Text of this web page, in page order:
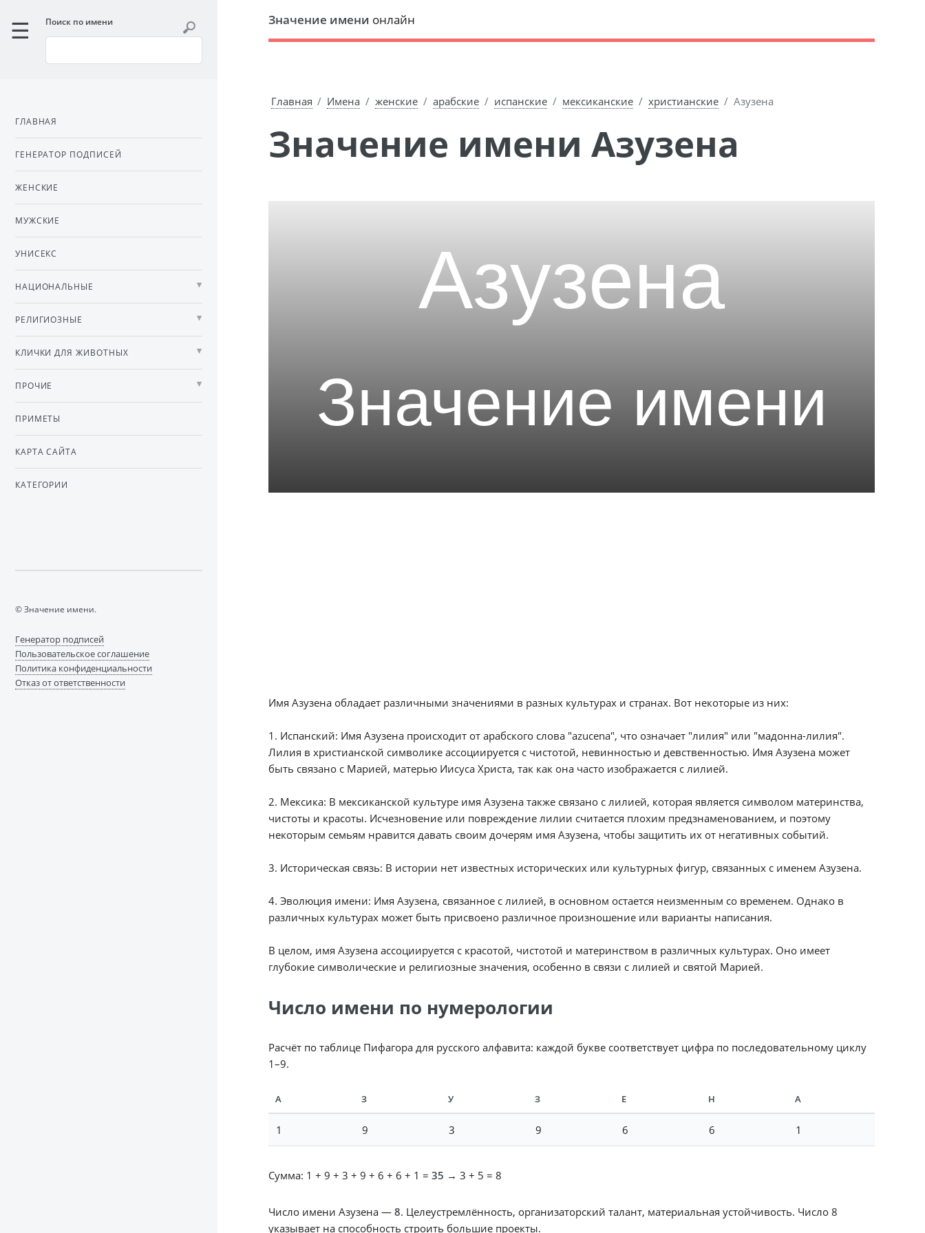
Значение имени онлайн
Главная Имена женские арабские испанские мексиканские христианские Азузена
Значение имени Азузена
Имя Азузена обладает различными значениями в разных культурах и странах. Вот некоторые из них:
1. Испанский: Имя Азузена происходит от арабского слова "azucena", что означает "лилия" или "мадонна-лилия".
Лилия в христианской символике ассоциируется с чистотой, невинностью и девственностью. Имя Азузена может
быть связано с Марией, матерью Иисуса Христа, так как она часто изображается с лилией.
2. Мексика: В мексиканской культуре имя Азузена также связано с лилией, которая является символом материнства,
чистоты и красоты. Исчезновение или повреждение лилии считается плохим предзнаменованием, и поэтому
некоторым семьям нравится давать своим дочерям имя Азузена, чтобы защитить их от негативных событий.
3. Историческая связь: В истории нет известных исторических или культурных фигур, связанных с именем Азузена.
4. Эволюция имени: Имя Азузена, связанное с лилией, в основном остается неизменным со временем. Однако в
различных культурах может быть присвоено различное произношение или варианты написания.
В целом, имя Азузена ассоциируется с красотой, чистотой и материнством в различных культурах. Оно имеет
глубокие символические и религиозные значения, особенно в связи с лилией и святой Марией.
Число имени по нумерологии
Расчёт по таблице Пифагора для русского алфавита: каждой букве соответствует цифра по последовательному циклу
1–9.
А З У З Е Н А
1 9 3 9 6 6 1
Сумма: 1 + 9 + 3 + 9 + 6 + 6 + 1 = 35 → 3 + 5 = 8
Число имени Азузена — 8. Целеустремлённость, организаторский талант, материальная устойчивость. Число 8
указывает на способность строить большие проекты.
Поиск по имени
ГЛАВНАЯ
ГЕНЕРАТОР ПОДПИСЕЙ
ЖЕНСКИЕ
МУЖСКИЕ
УНИСЕКС
НАЦИОНАЛЬНЫЕ
РЕЛИГИОЗНЫЕ
КЛИЧКИ ДЛЯ ЖИВОТНЫХ
ПРОЧИЕ
ПРИМЕТЫ
КАРТА САЙТА
КАТЕГОРИИ
© Значение имени.
Генератор подписей
Пользовательское соглашение
Политика конфиденциальности
Отказ от ответственности